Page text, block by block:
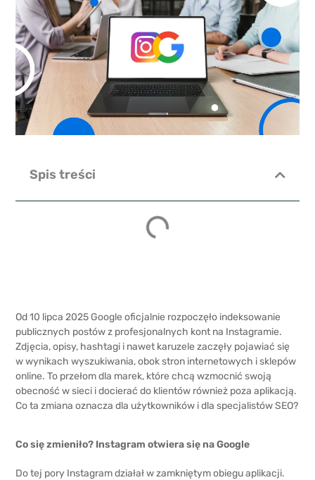
Spis treści
Od 10 lipca 2025 Google oficjalnie rozpoczęło indeksowanie
publicznych postów z profesjonalnych kont na Instagramie.
Zdjęcia, opisy, hashtagi i nawet karuzele zaczęły pojawiać się
w wynikach wyszukiwania, obok stron internetowych i sklepów
online. To przełom dla marek, które chcą wzmocnić swoją
obecność w sieci i docierać do klientów również poza aplikacją.
Co ta zmiana oznacza dla użytkowników i dla specjalistów SEO?
Co się zmieniło? Instagram otwiera się na Google
Do tej pory Instagram działał w zamkniętym obiegu aplikacji.